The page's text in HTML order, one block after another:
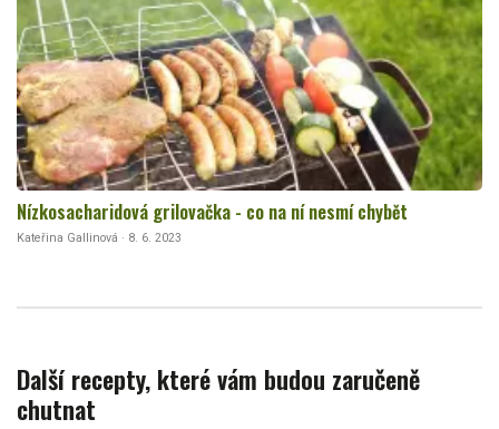
Nízkosacharidová grilovačka - co na ní nesmí chybět
Kateřina Gallinová · 8. 6. 2023
Další recepty, které vám budou zaručeně
chutnat